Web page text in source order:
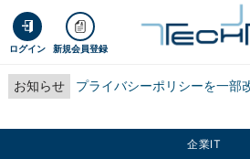
ログイン 新規会員登録
お知らせ プライバシーポリシーを一部
企業IT